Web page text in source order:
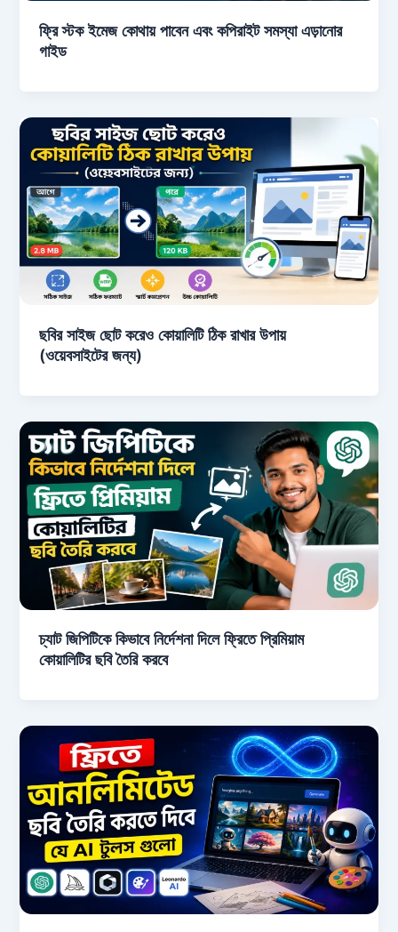
ফ্রি স্টক ইমেজ কোথায় পাবেন এবং কপিরাইট সমস্যা এড়ানোর
গাইড
ছবির সাইজ ছোট করেও কোয়ালিটি ঠিক রাখার উপায়
(ওয়েবসাইটের জন্য)
চ্যাট জিপিটিকে কিভাবে নির্দেশনা দিলে ফ্রিতে প্রিমিয়াম
কোয়ালিটির ছবি তৈরি করবে